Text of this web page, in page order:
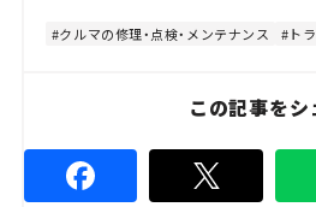
8
%
クルマの修理・点検・メンテナンス ト
この記事をシ